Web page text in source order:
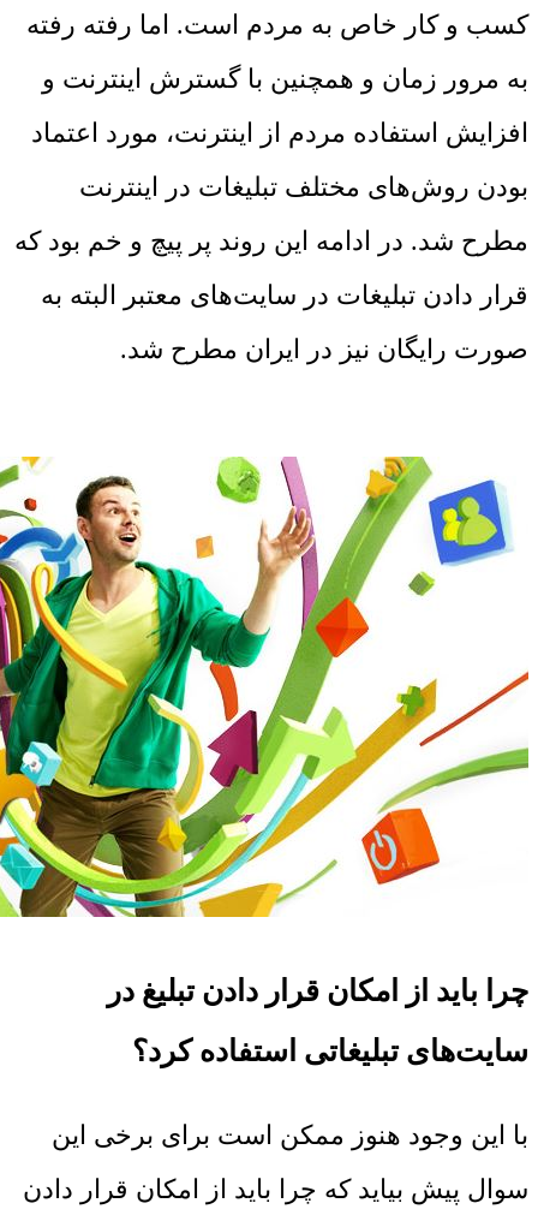
کسب و کار خاص به مردم است. اما رفته رفته
به مرور زمان و همچنین با گسترش اینترنت و
افزایش استفاده مردم از اینترنت، مورد اعتماد
بودن روش‌های مختلف تبلیغات در اینترنت
مطرح شد. در ادامه این روند پر پیچ و خم بود که
قرار دادن تبلیغات در سایت‌های معتبر البته به
صورت رایگان نیز در ایران مطرح شد.
چرا باید از امکان قرار دادن تبلیغ در
سایت‌های تبلیغاتی استفاده کرد؟
با این وجود هنوز ممکن است برای برخی این
سوال پیش بیاید که چرا باید از امکان قرار دادن